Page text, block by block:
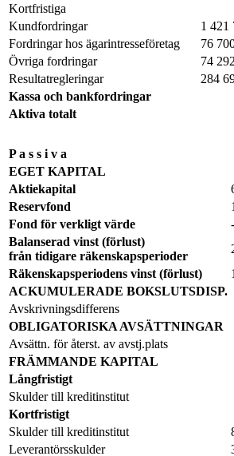
Kortfristiga
Kundfordringar
1 421
Fordringar hos ägarintresseföretag
76
Övriga fordringar
74
Resultatregleringar
284
Kassa och bankfordringar
Aktiva totalt
P a s s i v a
EGET KAPITAL
Aktiekapital
Reservfond
Fond för verkligt värde
Balanserad vinst (förlust)
från tidigare räkenskapsperioder
Räkenskapsperiodens vinst (förlust)
ACKUMULERADE BOKSLUTSDISP.
Avskrivningsdifferens
OBLIGATORISKA AVSÄTTNINGAR
Avsättn. för återst. av avstj.plats
FRÄMMANDE KAPITAL
Långfristigt
Skulder till kreditinstitut
Kortfristigt
Skulder till kreditinstitut
Leverantörsskulder